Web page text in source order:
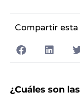
Compartir
¿Cuáles son